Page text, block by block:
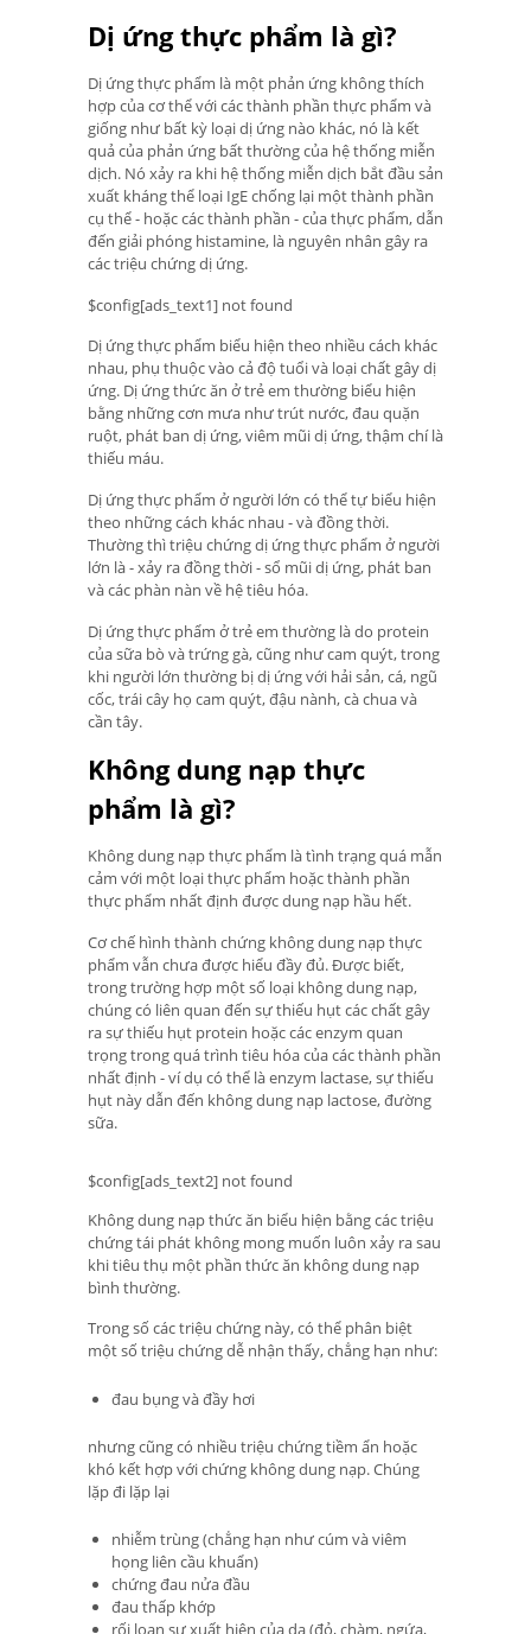
Dị ứng thực phẩm là gì?
Dị ứng thực phẩm là một phản ứng không thích
hợp của cơ thể với các thành phần thực phẩm và
giống như bất kỳ loại dị ứng nào khác, nó là kết
quả của phản ứng bất thường của hệ thống miễn
dịch. Nó xảy ra khi hệ thống miễn dịch bắt đầu sản
xuất kháng thể loại IgE chống lại một thành phần
cụ thể - hoặc các thành phần - của thực phẩm, dẫn
đến giải phóng histamine, là nguyên nhân gây ra
các triệu chứng dị ứng.
$config[ads_text1] not found
Dị ứng thực phẩm biểu hiện theo nhiều cách khác
nhau, phụ thuộc vào cả độ tuổi và loại chất gây dị
ứng. Dị ứng thức ăn ở trẻ em thường biểu hiện
bằng những cơn mưa như trút nước, đau quặn
ruột, phát ban dị ứng, viêm mũi dị ứng, thậm chí là
thiếu máu.
Dị ứng thực phẩm ở người lớn có thể tự biểu hiện
theo những cách khác nhau - và đồng thời.
Thường thì triệu chứng dị ứng thực phẩm ở người
lớn là - xảy ra đồng thời - sổ mũi dị ứng, phát ban
và các phàn nàn về hệ tiêu hóa.
Dị ứng thực phẩm ở trẻ em thường là do protein
của sữa bò và trứng gà, cũng như cam quýt, trong
khi người lớn thường bị dị ứng với hải sản, cá, ngũ
cốc, trái cây họ cam quýt, đậu nành, cà chua và
cần tây.
Không dung nạp thực
phẩm là gì?
Không dung nạp thực phẩm là tình trạng quá mẫn
cảm với một loại thực phẩm hoặc thành phần
thực phẩm nhất định được dung nạp hầu hết.
Cơ chế hình thành chứng không dung nạp thực
phẩm vẫn chưa được hiểu đầy đủ. Được biết,
trong trường hợp một số loại không dung nạp,
chúng có liên quan đến sự thiếu hụt các chất gây
ra sự thiếu hụt protein hoặc các enzym quan
trọng trong quá trình tiêu hóa của các thành phần
nhất định - ví dụ có thể là enzym lactase, sự thiếu
hụt này dẫn đến không dung nạp lactose, đường
sữa.
$config[ads_text2] not found
Không dung nạp thức ăn biểu hiện bằng các triệu
chứng tái phát không mong muốn luôn xảy ra sau
khi tiêu thụ một phần thức ăn không dung nạp
bình thường.
Trong số các triệu chứng này, có thể phân biệt
một số triệu chứng dễ nhận thấy, chẳng hạn như:
đau bụng và đầy hơi
nhưng cũng có nhiều triệu chứng tiềm ẩn hoặc
khó kết hợp với chứng không dung nạp. Chúng
lặp đi lặp lại
nhiễm trùng (chẳng hạn như cúm và viêm
họng liên cầu khuẩn)
chứng đau nửa đầu
đau thấp khớp
rối loạn sự xuất hiện của da (đỏ, chàm, ngứa,